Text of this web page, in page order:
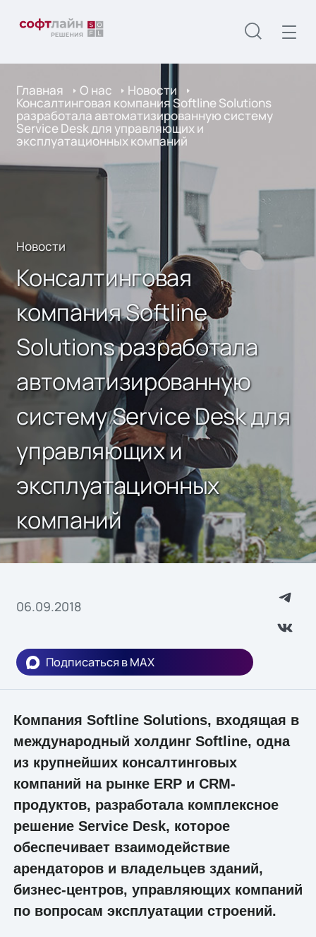
Главная О нас Новости
Консалтинговая компания Softline Solutions
разработала автоматизированную систему
Service Desk для управляющих и
эксплуатационных компаний
Новости
Консалтинговая
компания Softline
Solutions разработала
автоматизированную
систему Service Desk для
управляющих и
эксплуатационных
компаний
06.09.2018
Подписаться в MAX
Компания Softline Solutions, входящая в
международный холдинг Softline, одна
из крупнейших консалтинговых
компаний на рынке ERP и CRM-
продуктов, разработала комплексное
решение Service Desk, которое
обеспечивает взаимодействие
арендаторов и владельцев зданий,
бизнес-центров, управляющих компаний
по вопросам эксплуатации строений.